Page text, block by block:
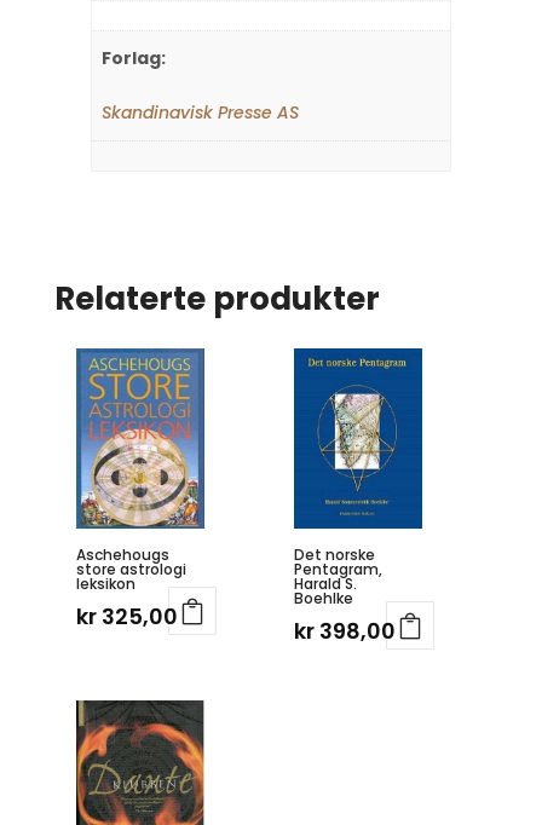
Forlag:
Skandinavisk Presse AS
Relaterte produkter
Aschehougs
store astrologi
leksikon
kr325,00
Det norske
Pentagram,
Harald S.
Boehlke
kr 398,00